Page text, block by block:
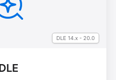
DLE 14.x - 20.0